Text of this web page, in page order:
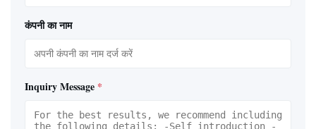
कंपनी का नाम
Inquiry Message *